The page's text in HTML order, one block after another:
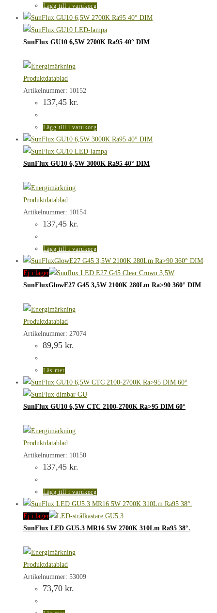
Lägg till i varukorg
SunFlux GU10 6,5W 2700K Ra95 40° DIM
Produktdatablad
Artikelnummer: 10152
137,45 kr.
Lägg till i varukorg
SunFlux GU10 6,5W 3000K Ra95 40° DIM
Produktdatablad
Artikelnummer: 10154
137,45 kr.
Lägg till i varukorg
Ej i lager
SunFluxGlowE27 G45 3,5W 2100K 280Lm Ra>90 360° DIM
Produktdatablad
Artikelnummer: 27074
89,95 kr.
Läs mer
SunFlux GU10 6,5W CTC 2100-2700K Ra>95 DIM 60°
Produktdatablad
Artikelnummer: 10150
137,45 kr.
Lägg till i varukorg
Ej i lager
SunFlux LED GU5.3 MR16 5W 2700K 310Lm Ra95 38°.
Produktdatablad
Artikelnummer: 53009
73,70 kr.